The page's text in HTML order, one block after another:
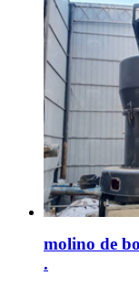
molino de
.